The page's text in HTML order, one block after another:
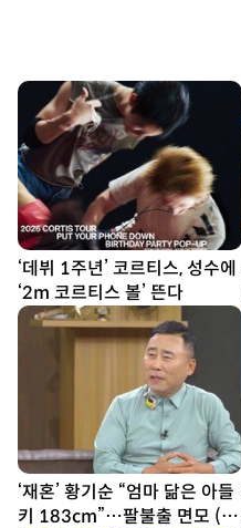
‘데뷔 1주년’ 코르티스, 성수에
‘2m 코르티스 볼’ 뜬다
‘재혼’ 황기순 “엄마 닮은 아들
키 183cm”…팔불출 면모 (데